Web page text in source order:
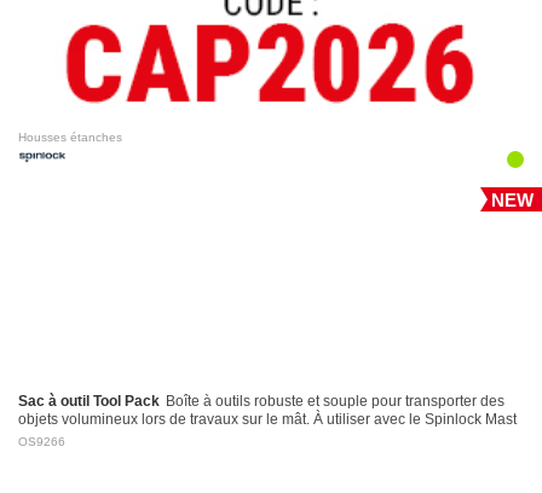
Housses étanches
NEW
Sac à outil Tool Pack Boîte à outils robuste et souple pour transporter des
objets volumineux lors de travaux sur le mât. À utiliser avec le Spinlock Mast
Pro.
OS9266